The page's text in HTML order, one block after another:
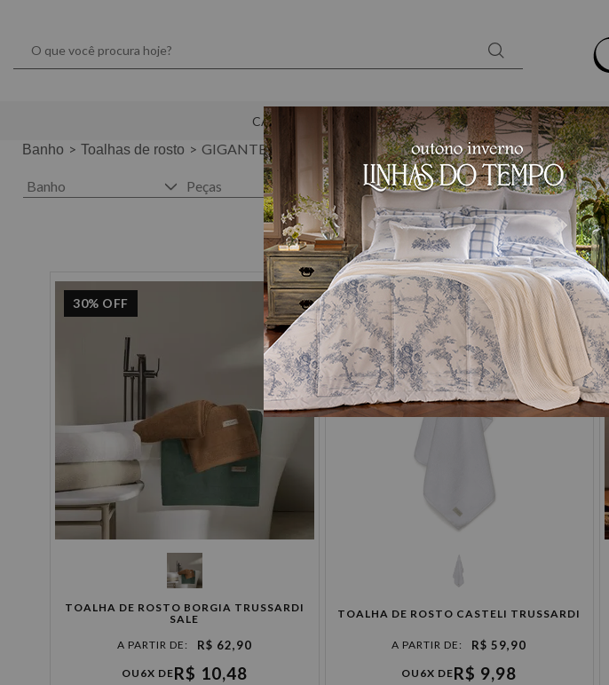
CAMA MESA BANHO KIDS
Banho
Toalhas de rosto GIGANTE
Banho Peças Cor Gramatura
30% OFF
TOALHA DE ROSTO BORGIA TRUSSARDI
SALE
R$ 62,90
OU 6X DER$ 10,48
TOALHA DE ROSTO CASTELI TRUSSARDI
R$ 59,90
OU 6X DER$ 9,98